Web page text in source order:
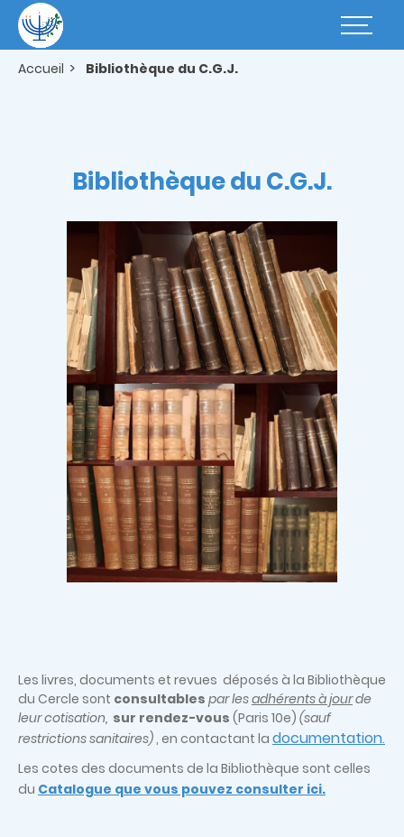
contenu
principal
Basculer
Accueil Bibliothèque du C.G.J.
Bibliothèque du C.G.J.
Les livres, documents et revues déposés à la Bibliothèque
du Cercle sont consultables par lesadhérents à jourde
leur cotisation, sur rendez-vous (Paris 10e) (sauf
restrictions sanitaires), en contactant la documentation.
Les cotes des documents de la Bibliothèque sont celles
du Catalogue que vous pouvez consulter ici.